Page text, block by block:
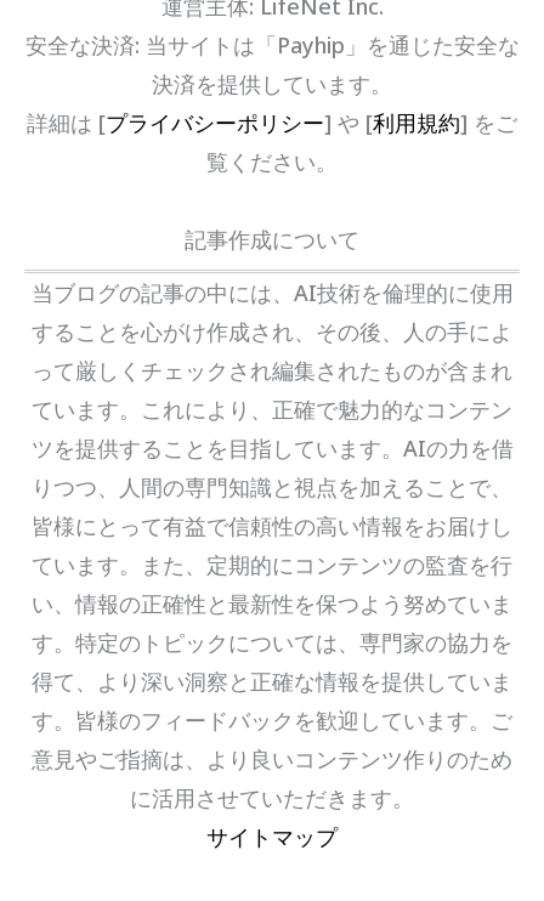
運営主体: LifeNet Inc.
安全な決済: 当サイトは「Payhip」を通じた安全な
決済を提供しています。
詳細は [プライバシーポリシー] や [利用規約] をご
覧ください。
記事作成について
当ブログの記事の中には、AI技術を倫理的に使用
することを心がけ作成され、その後、人の手によ
って厳しくチェックされ編集されたものが含まれ
ています。これにより、正確で魅力的なコンテン
ツを提供することを目指しています。AIの力を借
りつつ、人間の専門知識と視点を加えることで、
皆様にとって有益で信頼性の高い情報をお届けし
ています。また、定期的にコンテンツの監査を行
い、情報の正確性と最新性を保つよう努めていま
す。特定のトピックについては、専門家の協力を
得て、より深い洞察と正確な情報を提供していま
す。皆様のフィードバックを歓迎しています。ご
意見やご指摘は、より良いコンテンツ作りのため
に活用させていただきます。
サイトマップ